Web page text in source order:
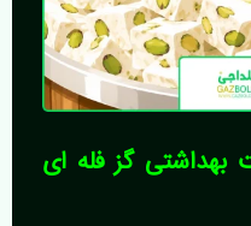
بهداشتی گز فله ای